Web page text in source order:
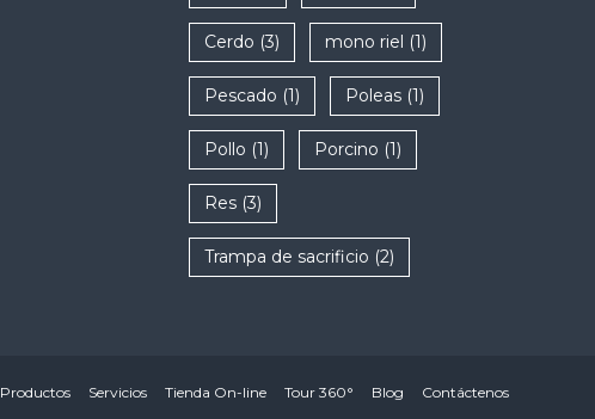
Cerdo (3) mono riel (1)
Pescado (1) Poleas (1)
Pollo (1) Porcino (1)
Res (3)
Trampa de sacrificio (2)
Productos Servicios Tienda On-line Tour 360° Blog Contáctenos